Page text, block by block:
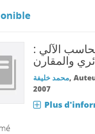
الآلي :
والمقارن
محمد خليفة,
2007
Plus